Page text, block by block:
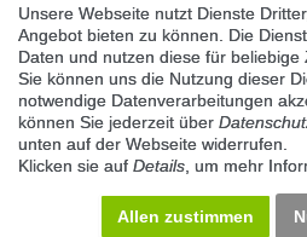
Taschen & Rucksäcke
Digitalkamera-Zubehör
Camcorder-Zubehör
Sonstiges Photoequipment
Unsere Webseite nutzt Dienste
Angebot bieten zu können. Die
Daten und nutzen diese für beliebige
Sie können uns die Nutzung dieser
notwendige Datenverarbeitungen
können Sie jederzeit über
unten auf der Webseite widerrufen.
Klicken sie auf Details , um mehr
Allen zustimmen